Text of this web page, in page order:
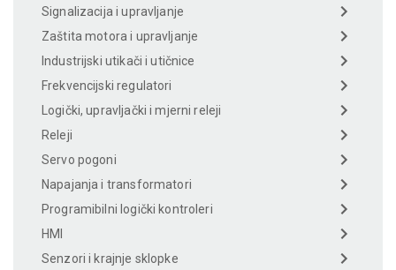
Signalizacija i upravljanje
Zaštita motora i upravljanje
Industrijski utikači i utičnice
Frekvencijski regulatori
Logički, upravljački i mjerni releji
Releji
Servo pogoni
Napajanja i transformatori
Programibilni logički kontroleri
HMI
Senzori i krajnje sklopke